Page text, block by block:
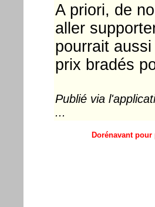
A priori, de
aller
pourrait
prix bradés
Publié via
...
Dorénavant